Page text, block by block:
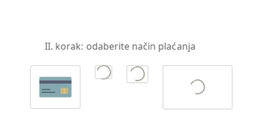
II. korak: odaberite način plaćanja